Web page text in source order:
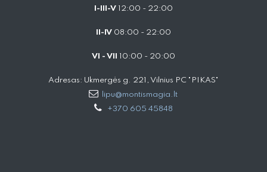
I-III-V 12:00 - 22:00
II-IV 08:00 - 22:00
VI - VII 10:00 - 20:00
Adresas: Ukmergės g. 221, Vilnius PC "PIKAS"
lipu@montismagia.lt
+370 605 45848